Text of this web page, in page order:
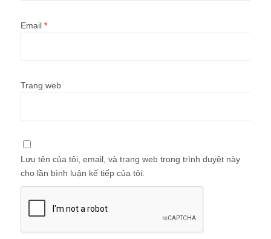
Email *
Trang web
Lưu tên của tôi, email, và trang web trong trình duyệt này
cho lần bình luận kế tiếp của tôi.